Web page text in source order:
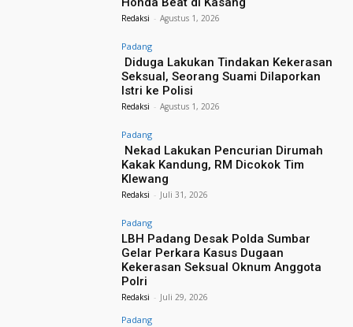
Redaksi - Agustus 1, 2026
Padang
Diduga Lakukan Tindakan Kekerasan
Seksual, Seorang Suami Dilaporkan
Istri ke Polisi
Redaksi - Agustus 1, 2026
Padang
Nekad Lakukan Pencurian Dirumah
Kakak Kandung, RM Dicokok Tim
Klewang
Redaksi - Juli 31, 2026
Padang
LBH Padang Desak Polda Sumbar
Gelar Perkara Kasus Dugaan
Kekerasan Seksual Oknum Anggota
Polri
Redaksi - Juli 29, 2026
Padang